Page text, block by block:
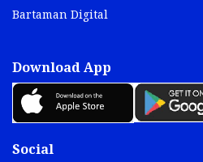
Bartaman Digital
Download App
Social